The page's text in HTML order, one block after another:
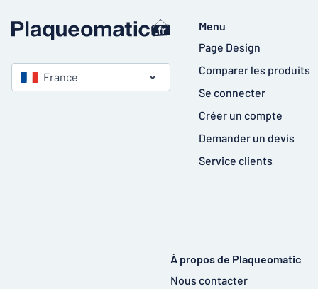
France
Menu
Page Design
Comparer les produits
Se connecter
Créer un compte
Demander un devis
Service clients
À propos de Plaqueomatic
Nous contacter